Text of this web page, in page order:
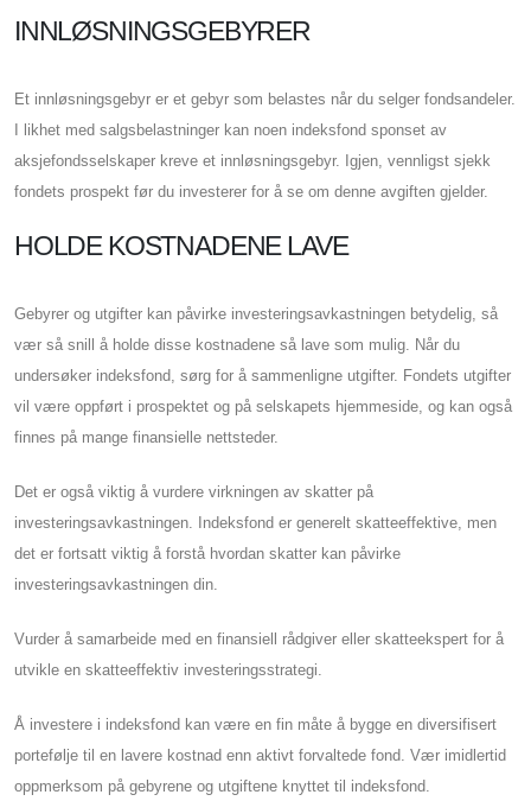
INNLØSNINGSGEBYRER
Et innløsningsgebyr er et gebyr som belastes når du selger fondsandeler.
I likhet med salgsbelastninger kan noen indeksfond sponset av
aksjefondsselskaper kreve et innløsningsgebyr. Igjen, vennligst sjekk
fondets prospekt før du investerer for å se om denne avgiften gjelder.
HOLDE KOSTNADENE LAVE
Gebyrer og utgifter kan påvirke investeringsavkastningen betydelig, så
vær så snill å holde disse kostnadene så lave som mulig. Når du
undersøker indeksfond, sørg for å sammenligne utgifter. Fondets utgifter
vil være oppført i prospektet og på selskapets hjemmeside, og kan også
finnes på mange finansielle nettsteder.
Det er også viktig å vurdere virkningen av skatter på
investeringsavkastningen. Indeksfond er generelt skatteeffektive, men
det er fortsatt viktig å forstå hvordan skatter kan påvirke
investeringsavkastningen din.
Vurder å samarbeide med en finansiell rådgiver eller skatteekspert for å
utvikle en skatteeffektiv investeringsstrategi.
Å investere i indeksfond kan være en fin måte å bygge en diversifisert
portefølje til en lavere kostnad enn aktivt forvaltede fond. Vær imidlertid
oppmerksom på gebyrene og utgiftene knyttet til indeksfond.